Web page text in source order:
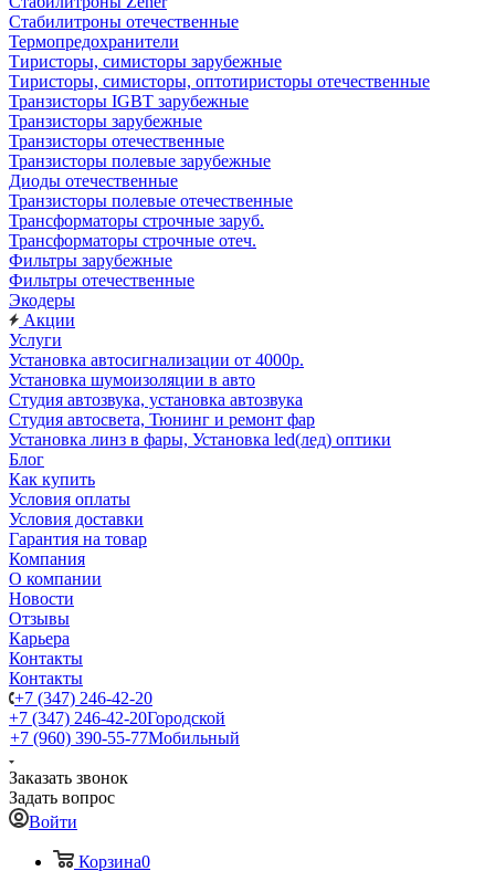
Стабилитроны отечественные
Термопредохранители
Тиристоры, симисторы зарубежные
Тиристоры, симисторы, оптотиристоры отечественные
Транзисторы IGBT зарубежные
Транзисторы зарубежные
Транзисторы отечественные
Транзисторы полевые зарубежные
Диоды отечественные
Транзисторы полевые отечественные
Трансформаторы строчные заруб.
Трансформаторы строчные отеч.
Фильтры зарубежные
Фильтры отечественные
Экодеры
Акции
Услуги
Установка автосигнализации от 4000р.
Установка шумоизоляции в авто
Студия автозвука, установка автозвука
Студия автосвета, Тюнинг и ремонт фар
Установка линз в фары, Установка led(лед) оптики
Блог
Как купить
Условия оплаты
Условия доставки
Гарантия на товар
Компания
О компании
Новости
Отзывы
Карьера
Контакты
Контакты
+7 (347) 246-42-20
+7 (347) 246-42-20Городской
+7 (960) 390-55-77Мобильный
Заказать звонок
Задать вопрос
Войти
Корзина0